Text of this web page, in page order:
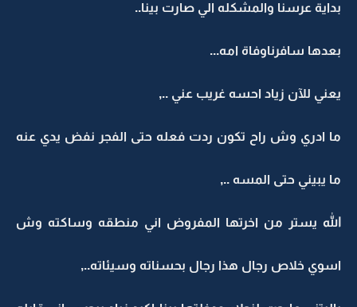
بداية عرسنا والمشكله الي صارت بينا..
بعدها سافرناوفاة امه...
يعني للآن زياد احسه غريب عني ..,
ما ادري وش راح تكون ردت فعله حتى الفجر نفض يدي عنه
ما يبيني حتى المسه ..,
الله يستر من اخرتها المفروض اني منطقه وساكته وش
اسوي خلاص رجال هذا رجال بحسناته وسيئاته..,